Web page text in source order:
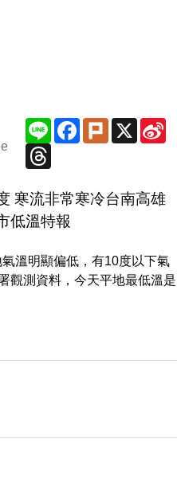
Line Facebook
PlurkX
Threads
寒流非常寒冷台南高雄
低溫特報
溫明顯偏低，有10度以下氣
觀測資料，今天平地最低溫是